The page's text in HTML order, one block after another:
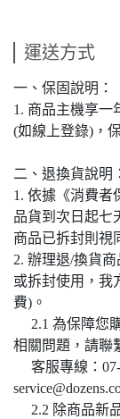
運送方式
一、保固說明：
1. 商品主機享一
(如線上登錄)，
二、退換貨說明：
1. 依據《消費者
品貨到次日起七
商品已拆封則視
2. 辦理退/換貨
或拆封使用，我
費)。
2.1 為保障您
相關問題，請聯
客服專線：07-
2.2 除商品新